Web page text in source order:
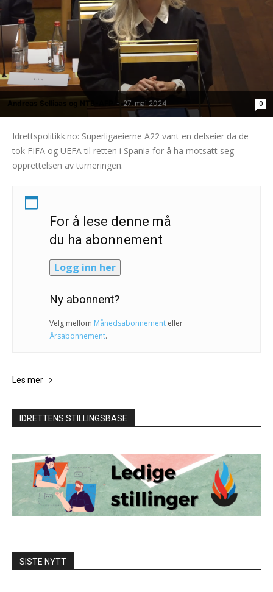
Andreas Selliaas og NTB-AFP - 27. mai 2024 0
Idrettspolitikk.no: Superligaeierne A22 vant en delseier da de
tok FIFA og UEFA til retten i Spania for å ha motsatt seg
opprettelsen av turneringen.
For å lese denne må
du ha abonnement
Logg inn her
Ny abonnent?
Velg mellom Månedsabonnement eller
Årsabonnement.
Les mer
IDRETTENS STILLINGSBASE
SISTE NYTT